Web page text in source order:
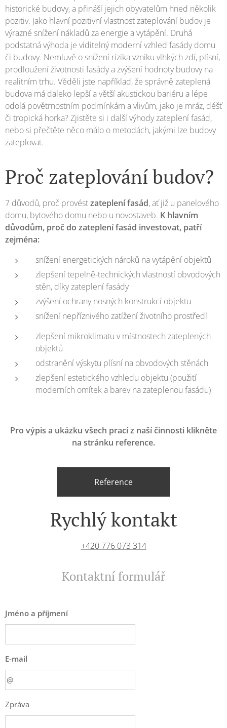
historické budovy, a přináší jejich obyvatelům hned několik
pozitiv. Jako hlavní pozitivní vlastnost zateplování budov je
výrazné snížení nákladů za energie a vytápění. Druhá
podstatná výhoda je viditelný moderní vzhled fasády domu
či budovy. Nemluvě o snížení rizika vzniku vlhkých zdí, plísní,
prodloužení životnosti fasády a zvýšení hodnoty budovy na
realitním trhu. Věděli jste například, že správně zateplená
budova má daleko lepší a větší akustickou bariéru a lépe
odolá povětrnostním podmínkám a vlivům, jako je mráz, déšť
či tropická horka? Zjistěte si i další výhody zateplení fasád,
nebo si přečtěte něco málo o metodách, jakými lze budovy
zateplovat.
Proč zateplování budov?
7 důvodů, proč provéstzateplení fasád, ať již u panelového
domu, bytového domu nebo u novostaveb. K hlavním
důvodům, proč do zateplení fasád investovat, patří
zejména:
snížení energetických nároků na vytápění objektů
zlepšení tepelně-technických vlastností obvodových
stěn, díky zateplení fasády
zvýšení ochrany nosných konstrukcí objektu
snížení nepříznivého zatížení životního prostředí
zlepšení mikroklimatu v místnostech zateplených
objektů
odstranění výskytu plísní na obvodových stěnách
zlepšení estetického vzhledu objektu (použití
moderních omítek a barev na zateplenou fasádu)
Pro výpis a ukázku všech prací z naší činnosti klikněte
na stránku reference.
Reference
Rychlý kontakt
+420 776 073 314
Kontaktní formulář
Jméno a příjmení
E-mail
Zpráva